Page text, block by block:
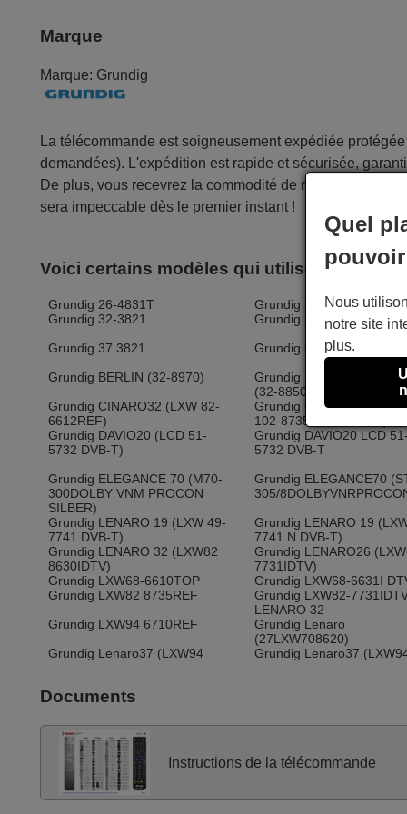
Marque
Marque: Grundig
La télécommande est soigneusement expédiée
demandées). L'expédition est rapide et sécurisée,
De plus, vous recevrez la commodité de recevoir votre
sera impeccable dès le premier instant !
Voici certains modèles qui utilisent cette
Grundig 26-4831T Grundig 26-6832TECO
Grundig 32-3821
Grundig 32-4820
Grundig 37 3821
Grundig 37-6832 DVB-T
Grundig BERLIN (32-8970)
Grundig BERLIN 32-8850
(32-8850 T)
Grundig CINARO32 (LXW 82-
6612REF)
Grundig CINEMO 40
102-8735 REF BLACK)
Grundig DAVIO20 (LCD 51-
5732 DVB-T)
Grundig DAVIO20 LCD
5732 DVB-T
Grundig ELEGANCE 70 (M70-
300DOLBY VNM PROCON
SILBER)
Grundig ELEGANCE70
305/
Grundig LENARO 19 (LXW 49-
7741 DVB-T)
Grundig LENARO 19
7741 N DVB-T)
Grundig LENARO 32 (LXW82
8630IDTV)
Grundig LENARO26
7731IDTV)
Grundig LXW68-6610TOP
Grundig LXW68-6631I
Grundig LXW82 8735REF
Grundig LXW82-
LENARO 32
Grundig LXW94 6710REF
Grundig Lenaro
(27LXW708620)
Grundig Lenaro37 (LXW94
Grundig Lenaro37
(LXW948640FHD)
VNMANTHRAZIT
Grundig MF7266108I DTV
Grundig MFW82-5310 / 8
DOLBY VNMPROCON
Grundig MFW82-7622REF
Grundig MONACO 32 LXW 82-
9732 DL (TV / DR)
VNAPROCONS
Documents
Instructions de la télécommande
Quel
Nous
notre site
plus.